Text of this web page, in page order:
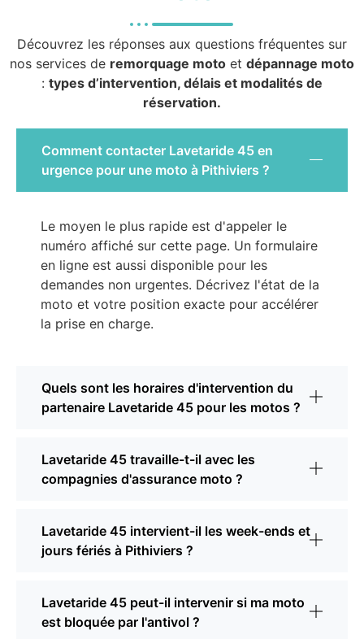
Découvrez les réponses aux questions fréquentes sur
nos services de remorquage moto et dépannage moto
: types d’intervention, délais et modalités de
réservation.
Comment contacter Lavetaride 45 en
urgence pour une moto à Pithiviers ?
Le moyen le plus rapide est d'appeler le
numéro affiché sur cette page. Un formulaire
en ligne est aussi disponible pour les
demandes non urgentes. Décrivez l'état de la
moto et votre position exacte pour accélérer
la prise en charge.
Quels sont les horaires d'intervention du
partenaire Lavetaride 45 pour les motos ?
Lavetaride 45 travaille-t-il avec les
compagnies d'assurance moto ?
Lavetaride 45 intervient-il les week-ends et
jours fériés à Pithiviers ?
Lavetaride 45 peut-il intervenir si ma moto
est bloquée par l'antivol ?